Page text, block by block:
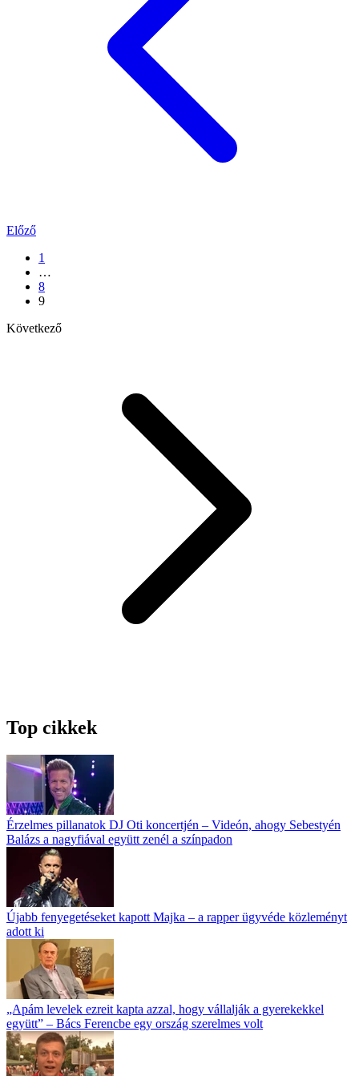
Előző
1
…
8
9
Következő
Top cikkek
Érzelmes pillanatok DJ Oti koncertjén – Videón, ahogy Sebestyén
Balázs a nagyfiával együtt zenél a színpadon
Újabb fenyegetéseket kapott Majka – a rapper ügyvéde közleményt
adott ki
„Apám levelek ezreit kapta azzal, hogy vállalják a gyerekekkel
együtt” – Bács Ferencbe egy ország szerelmes volt